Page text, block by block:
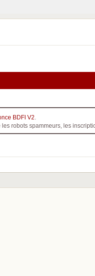
BDFI V2
robots spammeurs, les